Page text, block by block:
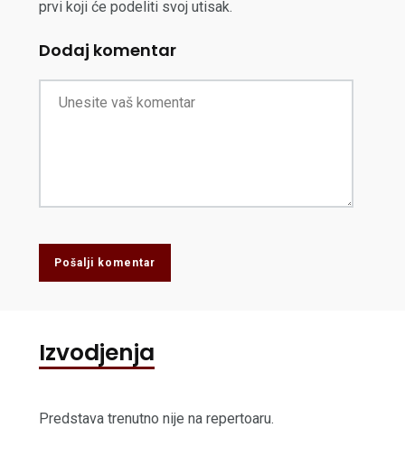
prvi koji će podeliti svoj utisak.
Dodaj komentar
Pošalji komentar
Izvodjenja
Predstava trenutno nije na repertoaru.